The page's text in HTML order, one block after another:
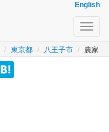
English
東京都 八王子市 農家